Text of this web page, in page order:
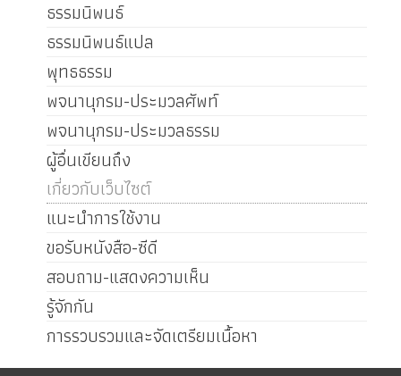
ธรรมนิพนธ์
ธรรมนิพนธ์แปล
พุทธธรรม
พจนานุกรม-ประมวลศัพท์
พจนานุกรม-ประมวลธรรม
ผู้อื่นเขียนถึง
เกี่ยวกับเว็บไซต์
แนะนำการใช้งาน
ขอรับหนังสือ-ซีดี
สอบถาม-แสดงความเห็น
รู้จักกัน
การรวบรวมและจัดเตรียมเนื้อหา